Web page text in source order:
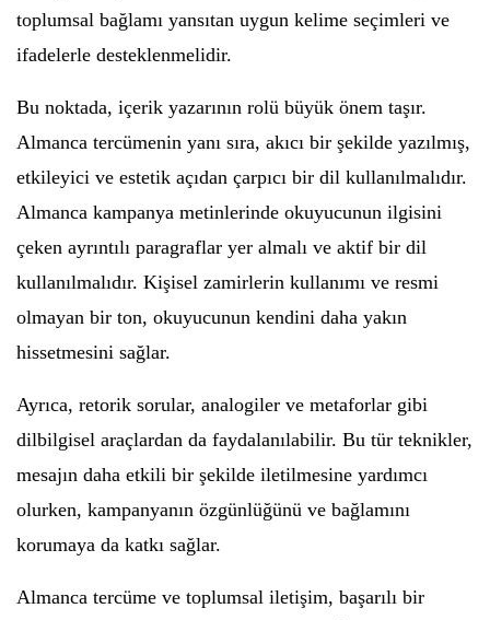
toplumsal bağlamı yansıtan uygun kelime seçimleri ve
ifadelerle desteklenmelidir.
Bu noktada, içerik yazarının rolü büyük önem taşır.
Almanca tercümenin yanı sıra, akıcı bir şekilde yazılmış,
etkileyici ve estetik açıdan çarpıcı bir dil kullanılmalıdır.
Almanca kampanya metinlerinde okuyucunun ilgisini
çeken ayrıntılı paragraflar yer almalı ve aktif bir dil
kullanılmalıdır. Kişisel zamirlerin kullanımı ve resmi
olmayan bir ton, okuyucunun kendini daha yakın
hissetmesini sağlar.
Ayrıca, retorik sorular, analogiler ve metaforlar gibi
dilbilgisel araçlardan da faydalanılabilir. Bu tür teknikler,
mesajın daha etkili bir şekilde iletilmesine yardımcı
olurken, kampanyanın özgünlüğünü ve bağlamını
korumaya da katkı sağlar.
Almanca tercüme ve toplumsal iletişim, başarılı bir